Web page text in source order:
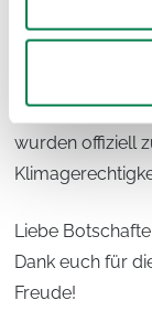
Am Ende des
ihre Urkunden
wurden offiziell
Liebe
Dank euch für
Freude!